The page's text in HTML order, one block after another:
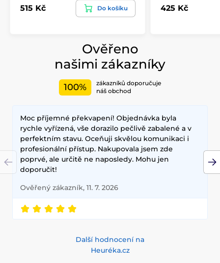
515 Kč Do košíku 425 Kč
Ověřeno
našimi zákazníky
100%
zákazníků doporučuje
náš obchod
Moc příjemné překvapení! Objednávka byla
rychle vyřízená, vše dorazilo pečlivě zabalené a v
perfektním stavu. Oceňuji skvělou komunikaci i
profesionální přístup. Nakupovala jsem zde
poprvé, ale určitě ne naposledy. Mohu jen
doporučit!
Ověřený zákazník, 11. 7. 2026
Další hodnocení na
Heuréka.cz